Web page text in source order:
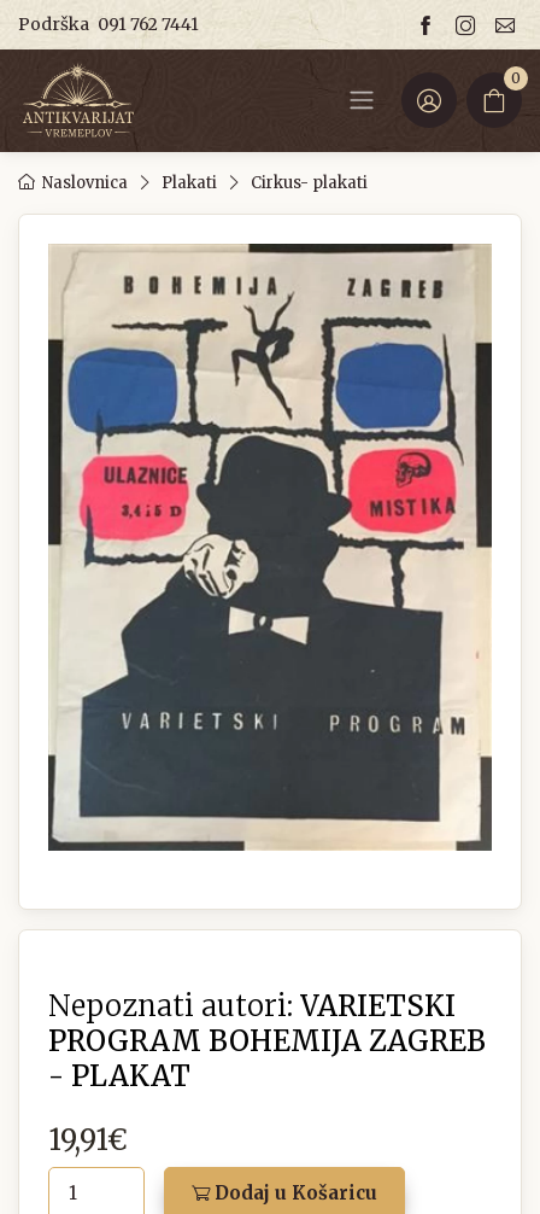
Podrška 091 762 7441
0
Naslovnica Plakati Cirkus- plakati
Nepoznati autori: VARIETSKI
PROGRAM BOHEMIJA ZAGREB
- PLAKAT
19,91€
Dodaj u Košaricu